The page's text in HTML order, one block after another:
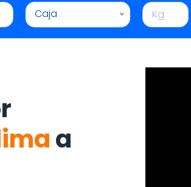
Caja
a